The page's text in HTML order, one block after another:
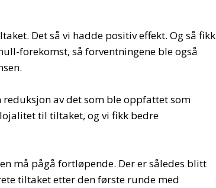
Det så vi hadde positiv effekt. Og så fikk
forekomst, så forventningene ble også
reduksjon av det som ble oppfattet som
til tiltaket, og vi fikk bedre
må pågå fortløpende. Der er således blitt
tiltaket etter den første runde med